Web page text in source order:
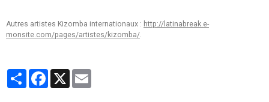
Autres artistes Kizomba internationaux : http://latinabreak.e-
monsite.com/pages/artistes/kizomba/
PartagerFacebook
X